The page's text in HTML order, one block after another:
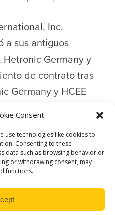
Consent
use technologies like cookies to
Consenting to these
data such as browsing behavior or
or withdrawing consent, may
functions.
Inc.
a sus antiguos
Germany y
de contrato tras
Germany y HCEE